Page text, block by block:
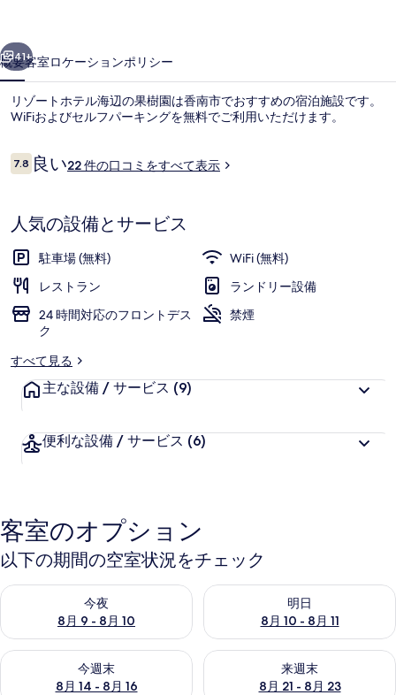
海
辺
の
樹
の
写
真
ギ
ラ
屋外スパ浴槽
41+
概要客室ロケーションポリシー
リゾートホテル海辺の果樹園は香南市でおすすめの宿泊施設です。
WiFiおよびセルフパーキングを無料でご利用いただけます。
口
コ
7.810段階中7.8
良い22 件の口コミをすべて表示
人気の設備とサービス
駐車場 (無料)
WiFi (無料)
レストラン
ランドリー設備
24 時間対応のフロントデス
ク
禁煙
すべて見る
主な設備 / サービス (9)
便利な設備 / サービス (6)
客室のオプション
以下の期間の空室状況をチェック
今夜
8月 9 - 8月 10
今夜 8月 9 - 8月 10 の空室状況をチェック
明日
8月 10 - 8月 11
明日 8月 10 - 8月 11 の空室状
今週末
8月 14 - 8月 16
今週末 8月 14 - 8月 16 の空室状況をチェック
来週末
8月 21 - 8月 23
来週末 8月 21 - 8月 23 の空室